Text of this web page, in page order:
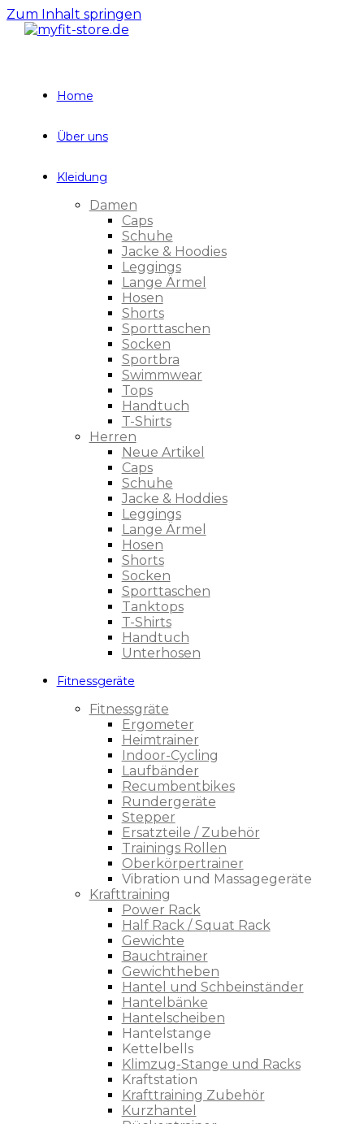
Zum Inhalt springen
Home
Über uns
Kleidung
Damen
Caps
Schuhe
Jacke & Hoodies
Leggings
Lange Ärmel
Hosen
Shorts
Sporttaschen
Socken
Sportbra
Swimmwear
Tops
Handtuch
T-Shirts
Herren
Neue Artikel
Caps
Schuhe
Jacke & Hoddies
Leggings
Lange Ärmel
Hosen
Shorts
Socken
Sporttaschen
Tanktops
T-Shirts
Handtuch
Unterhosen
Fitnessgeräte
Fitnessgräte
Ergometer
Heimtrainer
Indoor-Cycling
Laufbänder
Recumbentbikes
Rundergeräte
Stepper
Ersatzteile / Zubehör
Trainings Rollen
Oberkörpertrainer
Vibration und Massagegeräte
Krafttraining
Power Rack
Half Rack / Squat Rack
Gewichte
Bauchtrainer
Gewichtheben
Hantel und Schbeinständer
Hantelbänke
Hantelscheiben
Hantelstange
Kettelbells
Klimzug-Stange und Racks
Kraftstation
Krafttraining Zubehör
Kurzhantel